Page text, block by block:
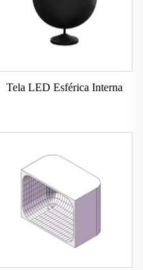
Tela LED Esférica Interna